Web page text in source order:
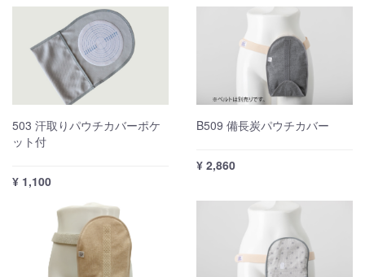
503 汗取りパウチカバーポケ
ット付
¥ 1,100
B509 備長炭パウチカバー
¥ 2,860